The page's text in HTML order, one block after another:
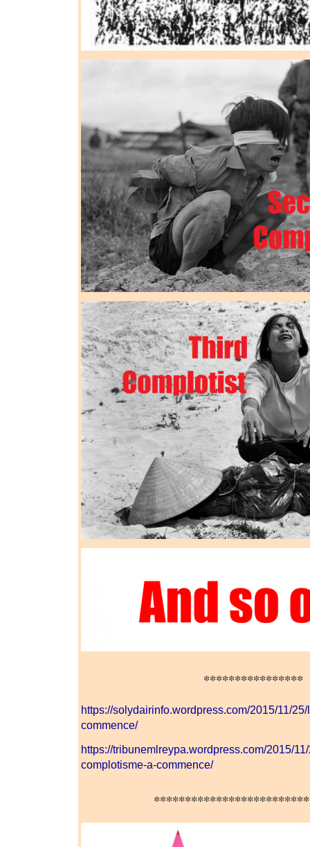
****************
https://solydairinfo.wordpress.com/2015/11/
commence/
https://tribunemlreypa.wordpress.com/2015/
complotisme-a-commence/